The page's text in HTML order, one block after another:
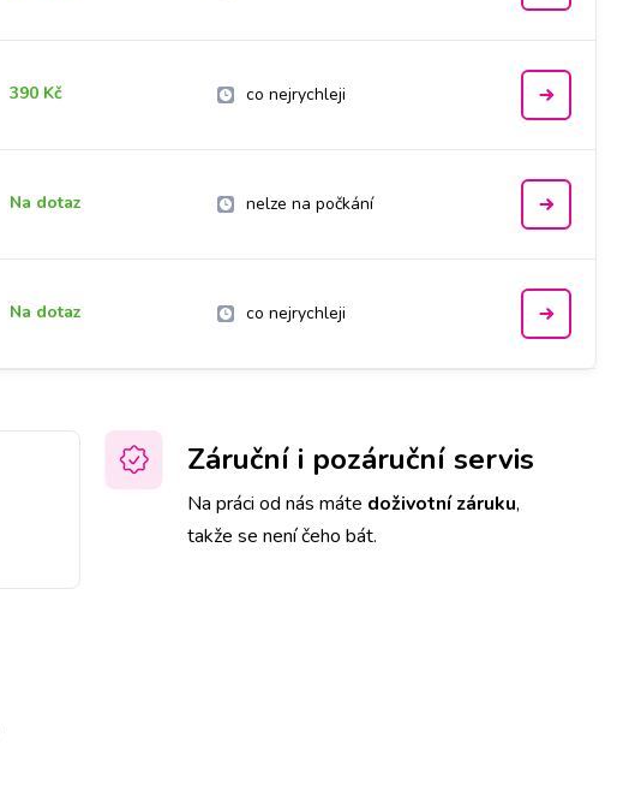
390 Kč co nejrychleji
Na dotaz nelze na počkání
Na dotaz co nejrychleji
Záruční i pozáruční servis
Na práci od nás máte doživotní záruku,
takže se není čeho bát.